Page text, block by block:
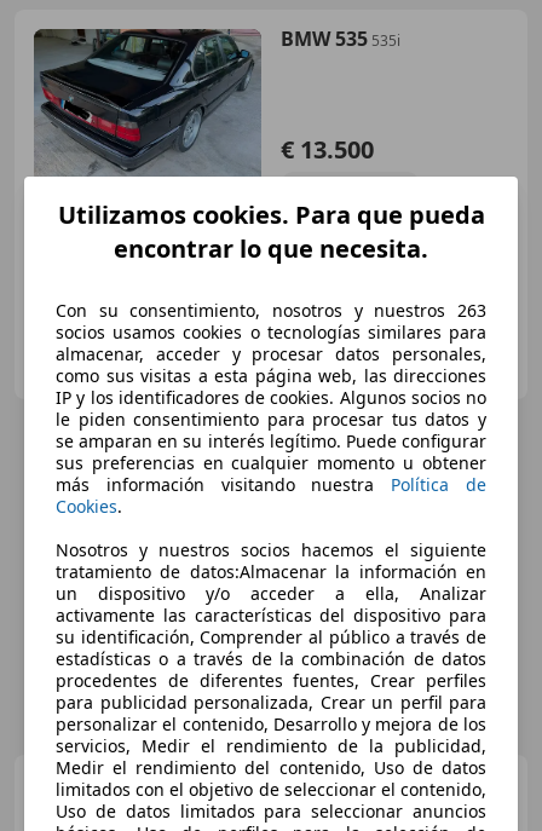
BMW 535 535i
€ 13.500
155 kW (211 CV)
Particular
ES-08003 Barcelona
BMW 530530d
Utilizamos cookies. Para que pueda
encontrar lo que necesita.
Con su consentimiento, nosotros y nuestros 263
socios usamos cookies o tecnologías similares para
almacenar, acceder y procesar datos personales,
como sus visitas a esta página web, las direcciones
IP y los identificadores de cookies. Algunos socios no
le piden consentimiento para procesar tus datos y
se amparan en su interés legítimo. Puede configurar
sus preferencias en cualquier momento u obtener
más información visitando nuestra Política de
Cookies.
Nosotros y nuestros socios hacemos el siguiente
tratamiento de datos:Almacenar la información en
un dispositivo y/o acceder a ella, Analizar
activamente las características del dispositivo para
su identificación, Comprender al público a través de
estadísticas o a través de la combinación de datos
procedentes de diferentes fuentes, Crear perfiles
para publicidad personalizada, Crear un perfil para
personalizar el contenido, Desarrollo y mejora de los
servicios, Medir el rendimiento de la publicidad,
Medir el rendimiento del contenido, Uso de datos
limitados con el objetivo de seleccionar el contenido,
Uso de datos limitados para seleccionar anuncios